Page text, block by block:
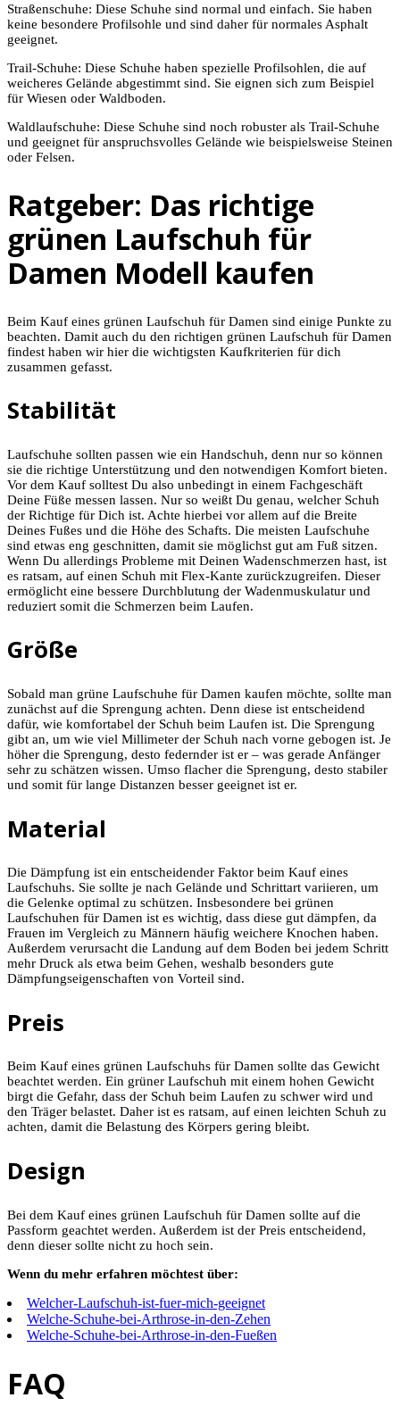
Straßenschuhe: Diese Schuhe sind normal und einfach. Sie haben
keine besondere Profilsohle und sind daher für normales Asphalt
geeignet.
Trail-Schuhe: Diese Schuhe haben spezielle Profilsohlen, die auf
weicheres Gelände abgestimmt sind. Sie eignen sich zum Beispiel
für Wiesen oder Waldboden.
Waldlaufschuhe: Diese Schuhe sind noch robuster als Trail-Schuhe
und geeignet für anspruchsvolles Gelände wie beispielsweise Steinen
oder Felsen.
Ratgeber: Das richtige
grünen Laufschuh für
Damen Modell kaufen
Beim Kauf eines grünen Laufschuh für Damen sind einige Punkte zu
beachten. Damit auch du den richtigen grünen Laufschuh für Damen
findest haben wir hier die wichtigsten Kaufkriterien für dich
zusammen gefasst.
Stabilität
Laufschuhe sollten passen wie ein Handschuh, denn nur so können
sie die richtige Unterstützung und den notwendigen Komfort bieten.
Vor dem Kauf solltest Du also unbedingt in einem Fachgeschäft
Deine Füße messen lassen. Nur so weißt Du genau, welcher Schuh
der Richtige für Dich ist. Achte hierbei vor allem auf die Breite
Deines Fußes und die Höhe des Schafts. Die meisten Laufschuhe
sind etwas eng geschnitten, damit sie möglichst gut am Fuß sitzen.
Wenn Du allerdings Probleme mit Deinen Wadenschmerzen hast, ist
es ratsam, auf einen Schuh mit Flex-Kante zurückzugreifen. Dieser
ermöglicht eine bessere Durchblutung der Wadenmuskulatur und
reduziert somit die Schmerzen beim Laufen.
Größe
Sobald man grüne Laufschuhe für Damen kaufen möchte, sollte man
zunächst auf die Sprengung achten. Denn diese ist entscheidend
dafür, wie komfortabel der Schuh beim Laufen ist. Die Sprengung
gibt an, um wie viel Millimeter der Schuh nach vorne gebogen ist. Je
höher die Sprengung, desto federnder ist er – was gerade Anfänger
sehr zu schätzen wissen. Umso flacher die Sprengung, desto stabiler
und somit für lange Distanzen besser geeignet ist er.
Material
Die Dämpfung ist ein entscheidender Faktor beim Kauf eines
Laufschuhs. Sie sollte je nach Gelände und Schrittart variieren, um
die Gelenke optimal zu schützen. Insbesondere bei grünen
Laufschuhen für Damen ist es wichtig, dass diese gut dämpfen, da
Frauen im Vergleich zu Männern häufig weichere Knochen haben.
Außerdem verursacht die Landung auf dem Boden bei jedem Schritt
mehr Druck als etwa beim Gehen, weshalb besonders gute
Dämpfungseigenschaften von Vorteil sind.
Preis
Beim Kauf eines grünen Laufschuhs für Damen sollte das Gewicht
beachtet werden. Ein grüner Laufschuh mit einem hohen Gewicht
birgt die Gefahr, dass der Schuh beim Laufen zu schwer wird und
den Träger belastet. Daher ist es ratsam, auf einen leichten Schuh zu
achten, damit die Belastung des Körpers gering bleibt.
Design
Bei dem Kauf eines grünen Laufschuh für Damen sollte auf die
Passform geachtet werden. Außerdem ist der Preis entscheidend,
denn dieser sollte nicht zu hoch sein.
Wenn du mehr erfahren möchtest über:
Welcher-Laufschuh-ist-fuer-mich-geeignet
Welche-Schuhe-bei-Arthrose-in-den-Zehen
Welche-Schuhe-bei-Arthrose-in-den-Fueßen
FAQ